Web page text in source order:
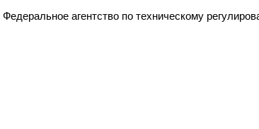
Федеральное агентство по техническому